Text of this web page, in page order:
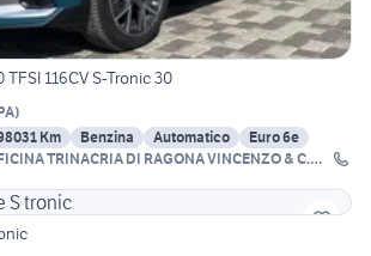
116CV S-Tronic 30
)
Km Benzina Automatico
Euro 6e
TRINACRIA DI RAGONA VINCENZO & C.